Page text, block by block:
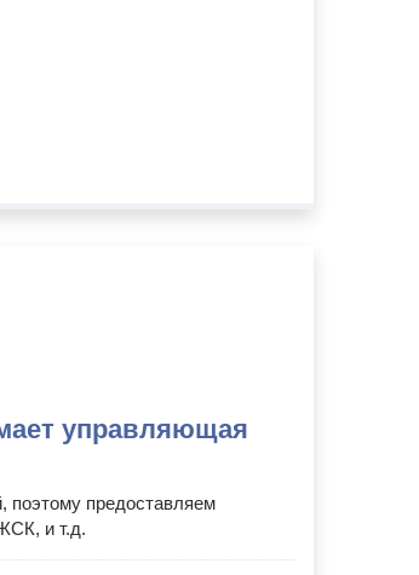
управляющая
поэтому предоставляем
и т.д.